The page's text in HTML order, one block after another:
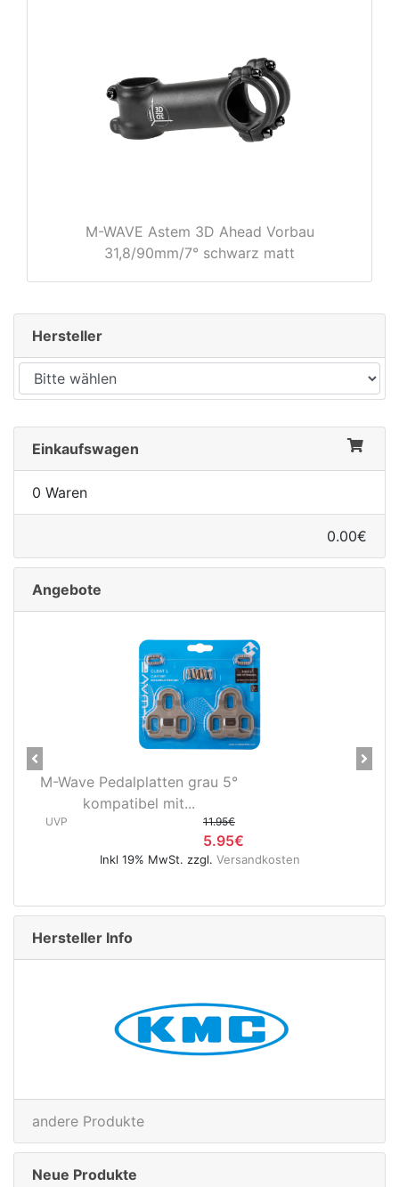
M-WAVE Astem 3D Ahead Vorbau
31,8/90mm/7° schwarz matt
Hersteller
Einkaufswagen
0 Waren
0.00€
Angebote
Novatec X-Light Disc
Hinterradnabe Boost CL
Previous Next
Hersteller Info
andere Produkte
Neue Produkte